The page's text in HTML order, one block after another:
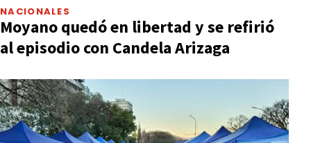
NACIONALES
Moyano quedó en libertad y se refirió
al episodio con Candela Arizaga